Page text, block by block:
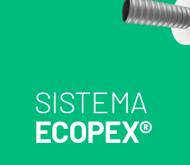
SISTEMA
ECOPEX®